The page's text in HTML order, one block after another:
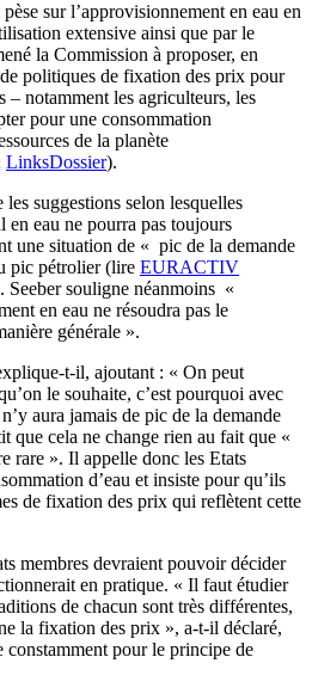
sur l’approvisionnement en eau en
extensive ainsi que par le
la Commission à proposer, en
politiques de fixation des prix pour
– notamment les agriculteurs, les
pour une consommation
de la planète
LinksDossier).
suggestions selon lesquelles
en eau ne pourra pas toujours
une situation de « pic de la demande
pic pétrolier (lire EURACTIV
Seeber souligne néanmoins «
en eau ne résoudra pas le
générale ».
t-il, ajoutant : « On peut
le souhaite, c’est pourquoi avec
aura jamais de pic de la demande
que cela ne change rien au fait que «
rare ». Il appelle donc les Etats
d’eau et insiste pour qu’ils
de fixation des prix qui reflètent cette
membres devraient pouvoir décider
en pratique. « Il faut étudier
de chacun sont très différentes,
la fixation des prix », a-t-il déclaré,
pour le principe de